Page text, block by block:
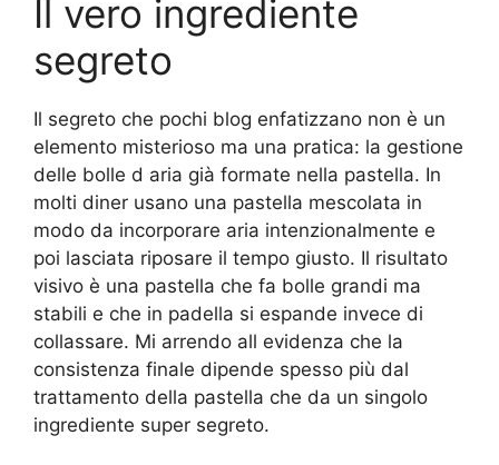
Il vero ingrediente
segreto
Il segreto che pochi blog enfatizzano non è un
elemento misterioso ma una pratica: la gestione
delle bolle d aria già formate nella pastella. In
molti diner usano una pastella mescolata in
modo da incorporare aria intenzionalmente e
poi lasciata riposare il tempo giusto. Il risultato
visivo è una pastella che fa bolle grandi ma
stabili e che in padella si espande invece di
collassare. Mi arrendo all evidenza che la
consistenza finale dipende spesso più dal
trattamento della pastella che da un singolo
ingrediente super segreto.